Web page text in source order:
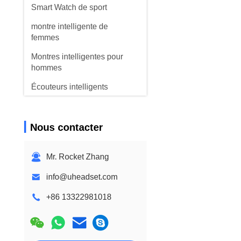
Smart Watch de sport
montre intelligente de
femmes
Montres intelligentes pour
hommes
Écouteurs intelligents
Nous contacter
Mr. Rocket Zhang
info@uheadset.com
+86 13322981018